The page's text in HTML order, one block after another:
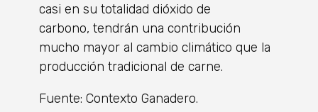
casi en su totalidad dióxido de
carbono, tendrán una contribución
mucho mayor al cambio climático que la
producción tradicional de carne.
Fuente: Contexto Ganadero.